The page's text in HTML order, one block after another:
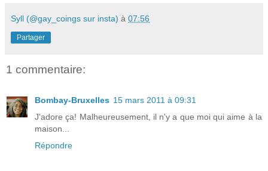
Syll (@gay_coings sur insta) à 07:56
Partager
1 commentaire:
Bombay-Bruxelles 15 mars 2011 à 09:31
J'adore ça! Malheureusement, il n'y a que moi qui aime à la
maison...
Répondre